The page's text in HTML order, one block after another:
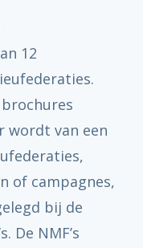
12
wordt van een
of campagnes,
bij de
De NMF’s